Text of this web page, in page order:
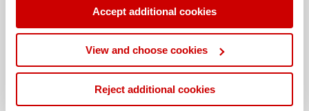
Accept additional cookies
View and choose cookies
Reject additional cookies
Ihrer Datenquelle sind damit ausgeschlossen.
Mit der WerkstoffdatenbankGRADE Database
Hitachi High-Tech finden Sie fehlende Werkstoffdaten
in wenigen einfachen Schritten. Sie ist auf den
Funkenspektrometern bereits vorinstalliert und enthält